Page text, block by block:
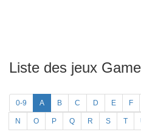
Liste des jeux
0-9 A B C D E F
N O P Q R S T